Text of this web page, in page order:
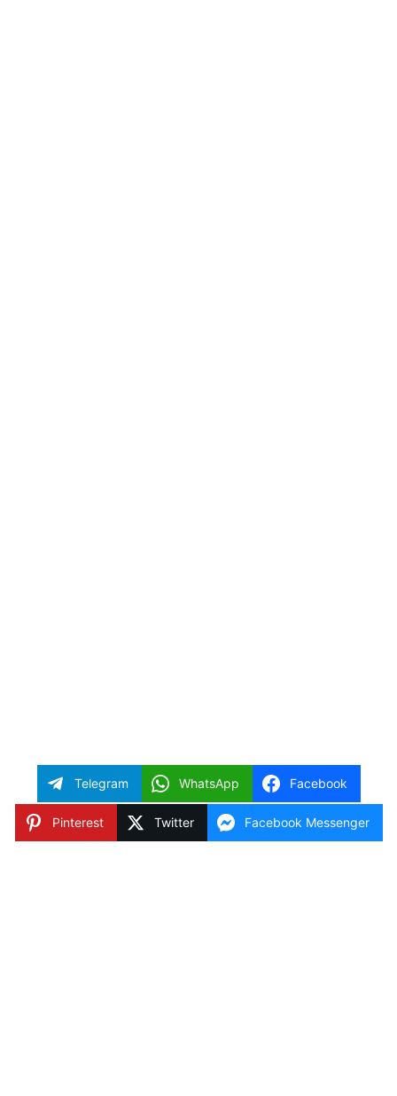
Telegram WhatsApp Facebook
Pinterest Twitter Facebook Messenger